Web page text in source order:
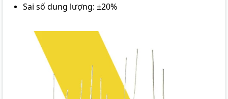
Sai số dung lượng: ±20%